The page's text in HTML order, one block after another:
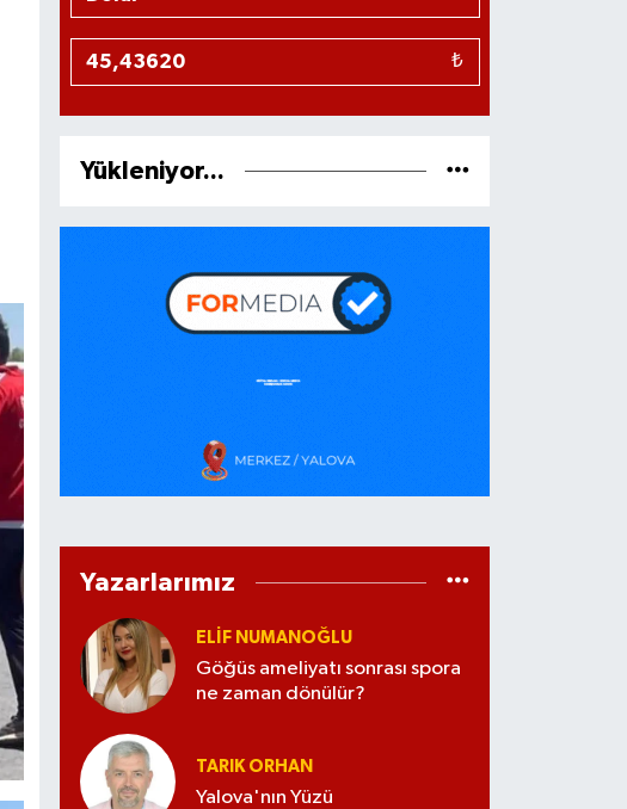
₺
Yükleniyor...
Yazarlarımız
ELİF NUMANOĞLU
Göğüs ameliyatı sonrası spora
ne zaman dönülür?
TARIK ORHAN
Yalova'nın Yüzü